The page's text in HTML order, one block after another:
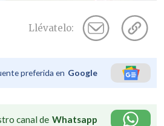
Llévatelo:
preferida en Google
canal de Whatsapp